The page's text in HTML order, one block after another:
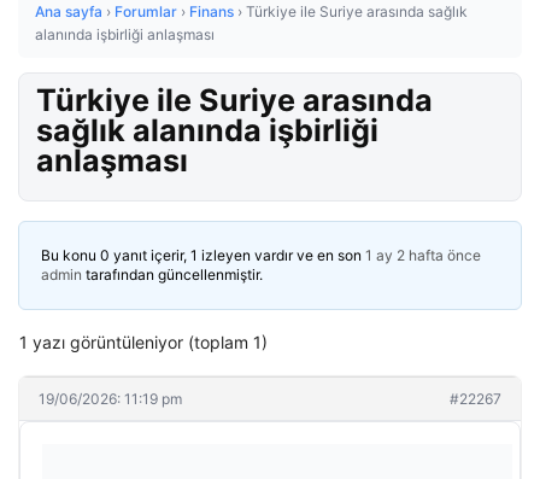
Ana sayfa › Forumlar › Finans › Türkiye ile Suriye arasında sağlık
alanında işbirliği anlaşması
Türkiye ile Suriye arasında
sağlık alanında işbirliği
anlaşması
Bu konu 0 yanıt içerir, 1 izleyen vardır ve en son 1 ay 2 hafta önce
admin tarafından güncellenmiştir.
1 yazı görüntüleniyor (toplam 1)
19/06/2026: 11:19 pm #22267